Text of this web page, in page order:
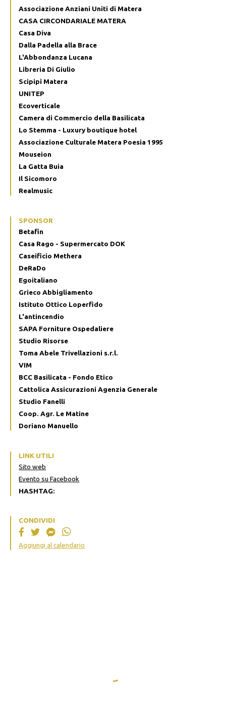
Associazione Anziani Uniti di Matera
CASA CIRCONDARIALE MATERA
Casa Diva
Dalla Padella alla Brace
L'Abbondanza Lucana
Libreria Di Giulio
Scipipì Matera
UNITEP
Ecoverticale
Camera di Commercio della Basilicata
Lo Stemma - Luxury boutique hotel
Associazione Culturale Matera Poesia 1995
Mouseion
La Gatta Buia
Il Sicomoro
Realmusic
SPONSOR
Betafin
Casa Rago - Supermercato DOK
Caseificio Methera
DeRaDo
Egoitaliano
Grieco Abbigliamento
Istituto Ottico Loperfido
L'antincendio
SAPA Forniture Ospedaliere
Studio Risorse
Toma Abele Trivellazioni s.r.l.
VIM
BCC Basilicata - Fondo Etico
Cattolica Assicurazioni Agenzia Generale
Studio Fanelli
Coop. Agr. Le Matine
Doriano Manuello
LINK UTILI
Sito web
Evento su Facebook
HASHTAG:
CONDIVIDI
Aggiungi al calendario